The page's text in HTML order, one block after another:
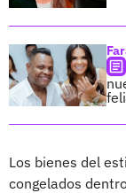
Los bienes del
congelados